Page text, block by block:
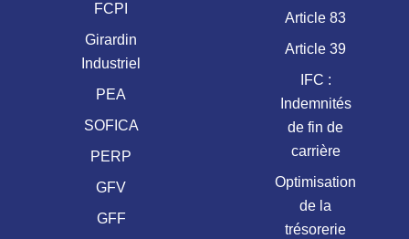
FCPI
Girardin
Industriel
PEA
SOFICA
PERP
GFV
GFF
Article 83
Article 39
IFC :
Indemnités
de fin de
carrière
Optimisation
de la
trésorerie